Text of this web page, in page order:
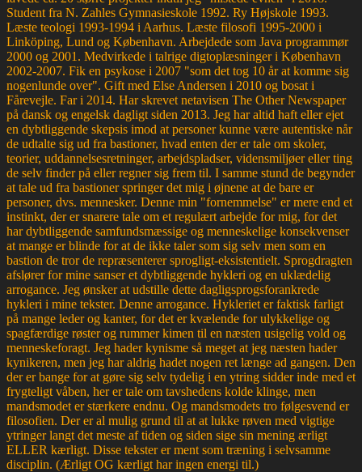
Student fra N. Zahles Gymnasieskole 1992. Ry Højskole 1993.
Læste teologi 1993-1994 i Aarhus. Læste filosofi 1995-2000 i
Linköping, Lund og København. Arbejdede som Java programmør
2000 og 2001. Medvirkede i talrige digtoplæsninger i København
2002-2007. Fik en psykose i 2007 "som det tog 10 år at komme sig
nogenlunde over". Gift med Else Andersen i 2010 og bosat i
Fårevejle. Far i 2014. Har skrevet netavisen The Other Newspaper
på dansk og engelsk dagligt siden 2013. Jeg har altid haft eller ejet
en dybtliggende skepsis imod at personer kunne være autentiske når
de udtalte sig ud fra bastioner, hvad enten der er tale om skoler,
teorier, uddannelsesretninger, arbejdspladser, vidensmiljøer eller ting
de selv finder på eller regner sig frem til. I samme stund de begynder
at tale ud fra bastioner springer det mig i øjnene at de bare er
personer, dvs. mennesker. Denne min "fornemmelse" er mere end et
instinkt, der er snarere tale om et regulært arbejde for mig, for det
har dybtliggende samfundsmæssige og menneskelige konsekvenser
at mange er blinde for at de ikke taler som sig selv men som en
bastion de tror de repræsenterer sprogligt-eksistentielt. Sprogdragten
afslører for mine sanser et dybtliggende hykleri og en uklædelig
arrogance. Jeg ønsker at udstille dette dagligsprogsforankrede
hykleri i mine tekster. Denne arrogance. Hykleriet er faktisk farligt
på mange leder og kanter, for det er kvælende for ulykkelige og
spagfærdige røster og rummer kimen til en næsten usigelig vold og
menneskeforagt. Jeg hader kynisme så meget at jeg næsten hader
kynikeren, men jeg har aldrig hadet nogen ret længe ad gangen. Den
der er bange for at gøre sig selv tydelig i en ytring sidder inde med et
frygteligt våben, her er tale om tavshedens kolde klinge, men
mandsmodet er stærkere endnu. Og mandsmodets tro følgesvend er
filosofien. Der er al mulig grund til at at lukke røven med vigtige
ytringer langt det meste af tiden og siden sige sin mening ærligt
ELLER kærligt. Disse tekster er ment som træning i selvsamme
disciplin. (Ærligt OG kærligt har ingen energi til.)